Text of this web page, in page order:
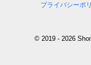
プライバシーポ
© 2019 - 2026